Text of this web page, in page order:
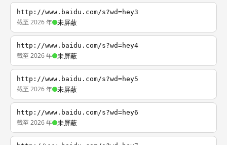
http://www.baidu.com/s?wd=hey3
截至 2026 年 未屏蔽
http://www.baidu.com/s?wd=hey4
截至 2026 年 未屏蔽
http://www.baidu.com/s?wd=hey5
截至 2026 年 未屏蔽
http://www.baidu.com/s?wd=hey6
截至 2026 年 未屏蔽